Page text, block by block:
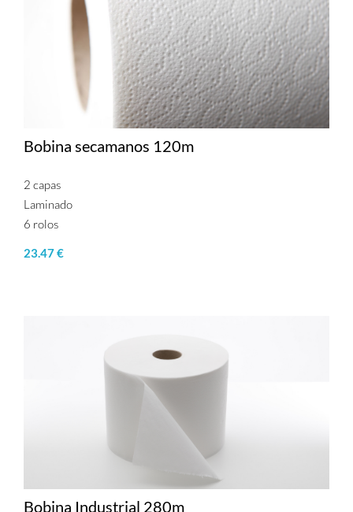
Bobina secamanos 120m
2 capas
Laminado
6 rolos
23.47 €
Bobina Industrial 280m